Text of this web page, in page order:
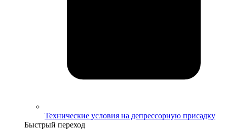
Технические условия на депрессорную присадку
Быстрый переход